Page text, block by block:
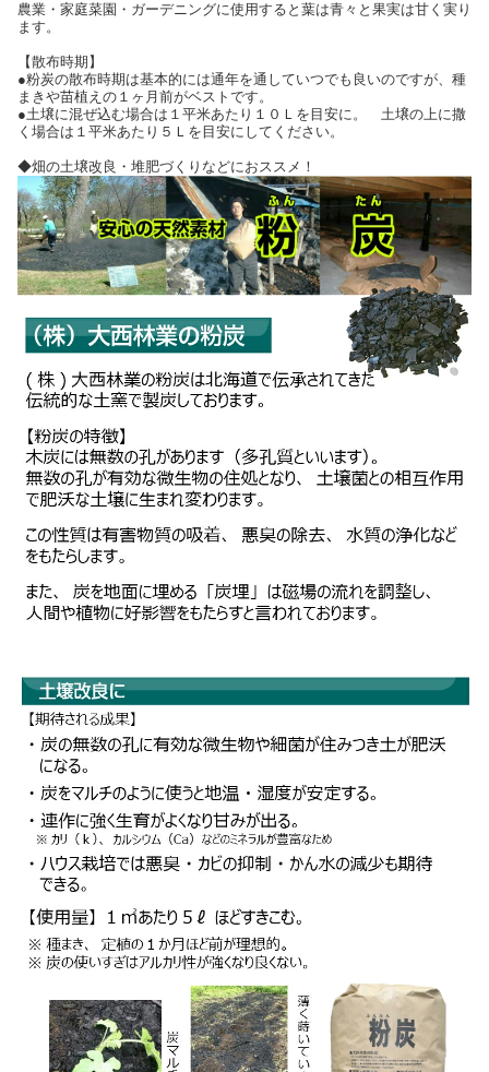
農業・家庭菜園・ガーデニングに使用すると葉は青々と果実は甘く実り
ます。
【散布時期】
●粉炭の散布時期は基本的には通年を通していつでも良いのですが、種
まきや苗植えの１ヶ月前がベストです。
●土壌に混ぜ込む場合は１平米あたり１０Ｌを目安に。 土壌の上に撒
く場合は１平米あたり５Ｌを目安にしてください。
◆畑の土壌改良・堆肥づくりなどにおススメ！